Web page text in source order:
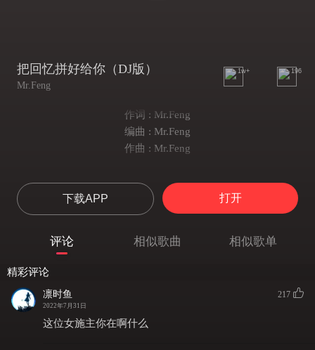
把回忆拼好给你（DJ版）
Mr.Feng
1w+ 196
作词 : Mr.Feng
编曲 : Mr.Feng
作曲 : Mr.Feng
下载APP 打开
评论 相似歌曲 相似歌单
精彩评论
凛时鱼
2022年7月31日
217
这位女施主你在啊什么